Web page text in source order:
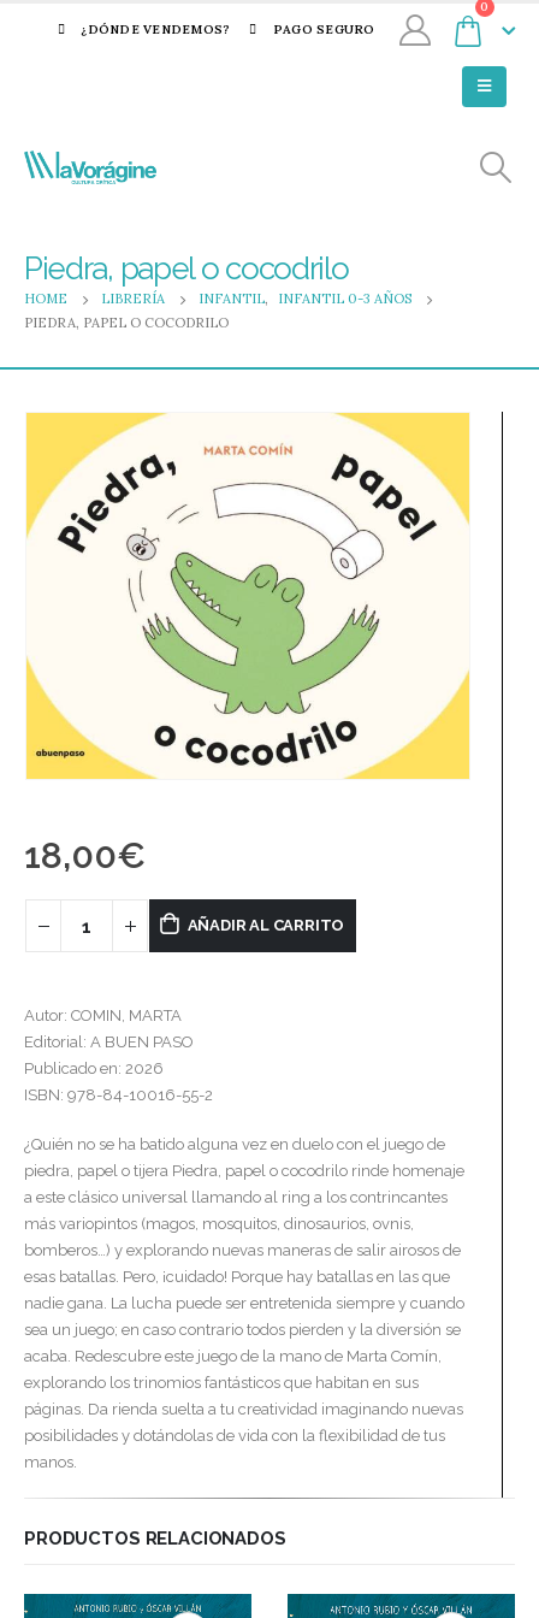
¿DÓNDE VENDEMOS? PAGO SEGURO
0
Piedra, papel o cocodrilo
HOME LIBRERÍA INFANTIL,
INFANTIL 0-3 AÑOS
PIEDRA, PAPEL O COCODRILO
18,00€
AÑADIR AL CARRITO
Autor: COMIN, MARTA
Editorial: A BUEN PASO
Publicado en: 2026
ISBN: 978-84-10016-55-2
¿Quién no se ha batido alguna vez en duelo con el juego de
piedra, papel o tijera Piedra, papel o cocodrilo rinde homenaje
a este clásico universal llamando al ring a los contrincantes
más variopintos (magos, mosquitos, dinosaurios, ovnis,
bomberos…) y explorando nuevas maneras de salir airosos de
esas batallas. Pero, ¡cuidado! Porque hay batallas en las que
nadie gana. La lucha puede ser entretenida siempre y cuando
sea un juego; en caso contrario todos pierden y la diversión se
acaba. Redescubre este juego de la mano de Marta Comín,
explorando los trinomios fantásticos que habitan en sus
páginas. Da rienda suelta a tu creatividad imaginando nuevas
posibilidades y dotándolas de vida con la flexibilidad de tus
manos.
PRODUCTOS RELACIONADOS